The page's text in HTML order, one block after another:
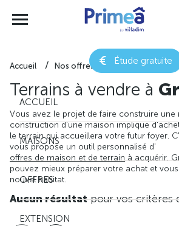
Étude gratuite
ACCUEIL
MAISONS
OFFRES
EXTENSION
Accueil Nos offres de terrain Côte-
Terrains à vendre à
Vous avez le projet de faire construire une
construction d'une maison implique
le terrain qui accueillera votre futur foyer.
vous propose un outil personnalisé d'
offres de maison et de terrain à acquérir.
pouvez mieux préparer votre achat et
nouvel habitat.
Aucun résultatpour vos critères